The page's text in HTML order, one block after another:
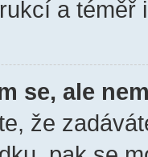
a téměř
se, ale
že